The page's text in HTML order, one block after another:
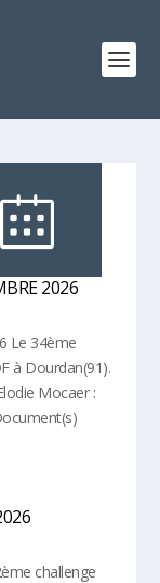
2026
Le 34ème
à Dourdan(91).
Mocaer :
challenge